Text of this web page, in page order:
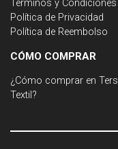
Términos y Condiciones
Política de Privacidad
Política de Reembolso
CÓMO COMPRAR
¿Cómo comprar en Ters
Textil?